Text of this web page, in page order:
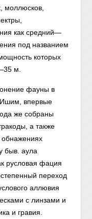
моллюсков,
как средний—
под названием
которых
м.
фауны в
Ишим, впервые
же собраны
а также
быв. аула
русловая фация
переход
аллювия
с линзами и
и гравия.